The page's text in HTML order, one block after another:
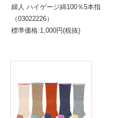
婦人 ハイゲージ綿100％5本指
（03022226）
標準価格:1,000円(税抜)